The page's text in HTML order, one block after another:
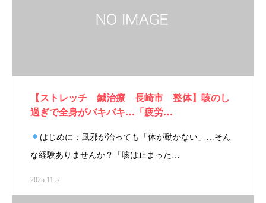
【ストレッチ 鍼治療 長崎市 整体】咳のし
過ぎで全身がバキバキ…「疲労…
はじめに：風邪が治っても「体が動かない」…そん
な経験ありませんか？「咳は止まった…
2025.11.5